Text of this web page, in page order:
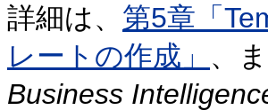
詳細は、 第5章「
レートの作成」 、
Business